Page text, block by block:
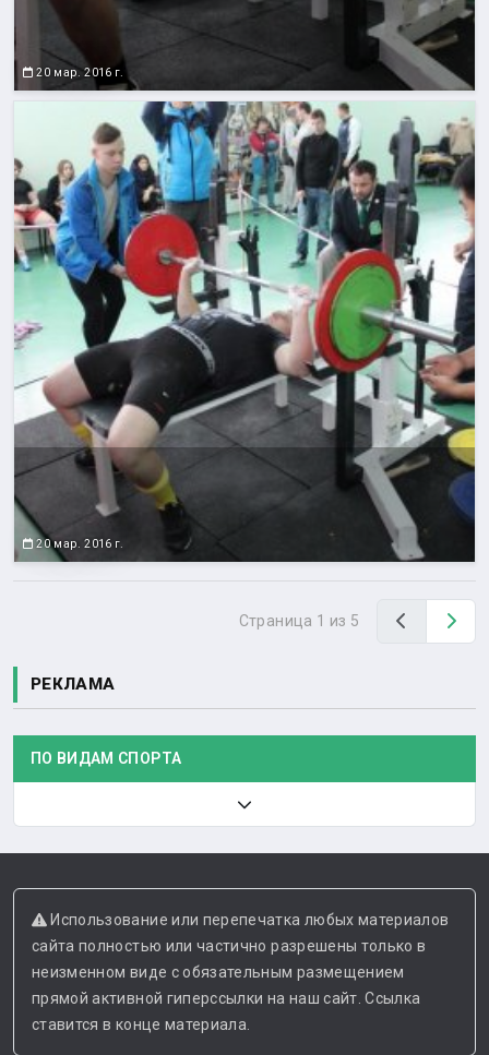
20 мар. 2016 г.
20 мар. 2016 г.
Страница 1 из 5 Назад
РЕКЛАМА
ПО ВИДАМ СПОРТА
Использование или перепечатка любых материалов
сайта полностью или частично разрешены только в
неизменном виде с обязательным размещением
прямой активной гиперссылки на наш сайт. Ссылка
ставится в конце материала.